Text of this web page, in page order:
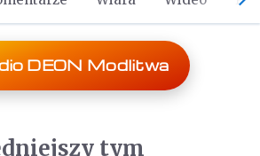
DEON Modlitwa
tym